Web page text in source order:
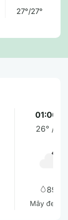
27°/27°
01:00
26° /
89 %
Mây đen u